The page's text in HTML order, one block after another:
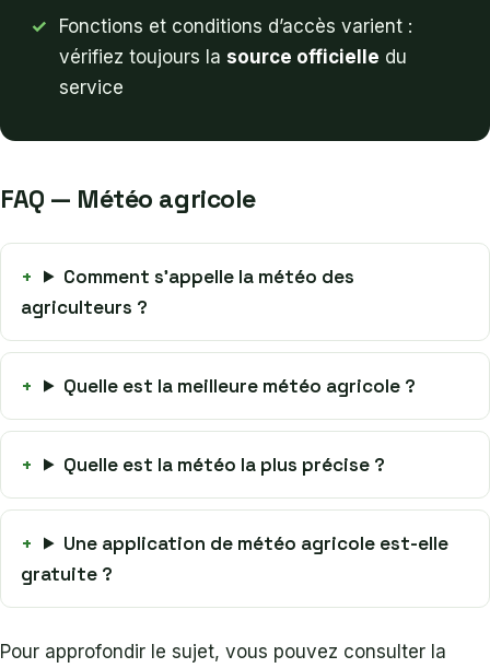
Fonctions et conditions d’accès varient :
vérifiez toujours la source officielle du
service
FAQ — Météo agricole
Comment s’appelle la météo des
agriculteurs ?
Quelle est la meilleure météo agricole ?
Quelle est la météo la plus précise ?
Une application de météo agricole est-elle
gratuite ?
Pour approfondir le sujet, vous pouvez consulter la